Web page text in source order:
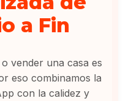
a Fin
vender una casa es
eso combinamos la
con la calidez y